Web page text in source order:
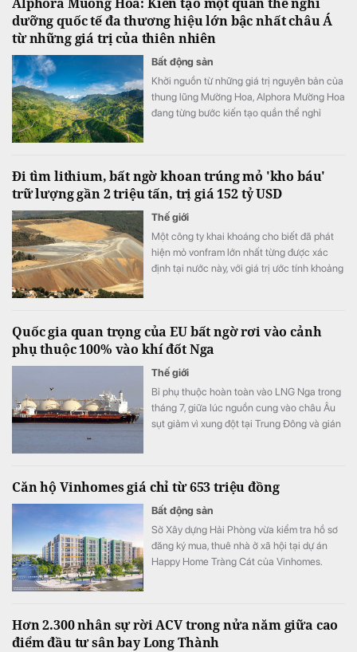
dưỡng quốc tế đa thương hiệu lớn bậc nhất châu Á
từ những giá trị của thiên nhiên
Bất động sản
Khởi nguồn từ những giá trị nguyên bản của
thung lũng Mường Hoa, Alphora Mường Hoa
đang từng bước kiến tạo quần thể nghỉ
quốc tế cùng hệ sinh thái thiên nhiên và
văn hóa được gìn giữ và phát huy bền vững.
Đi tìm lithium, bất ngờ khoan trúng mỏ 'kho báu'
trữ lượng gần 2 triệu tấn, trị giá 152 tỷ USD
Thế giới
Một công ty khai khoáng cho biết đã phát
hiện mỏ vonfram lớn nhất từng được xác
định tại nước này, với giá trị ước tính khoảng
Quốc gia quan trọng của EU bất ngờ rơi vào cảnh
phụ thuộc 100% vào khí đốt Nga
Thế giới
Bỉ phụ thuộc hoàn toàn vào LNG Nga trong
tháng 7, giữa lúc nguồn cung vào châu Âu
sụt giảm vì xung đột tại Trung Đông và gián
Căn hộ Vinhomes giá chỉ từ 653 triệu đồng
Bất động sản
Sở Xây dựng Hải Phòng vừa kiểm tra hồ sơ
đăng ký mua, thuê nhà ở xã hội tại dự án
Happy Home Tràng Cát của Vinhomes.
Hơn 2.300 nhân sự rời ACV trong nửa năm giữa cao
điểm đầu tư sân bay Long Thành